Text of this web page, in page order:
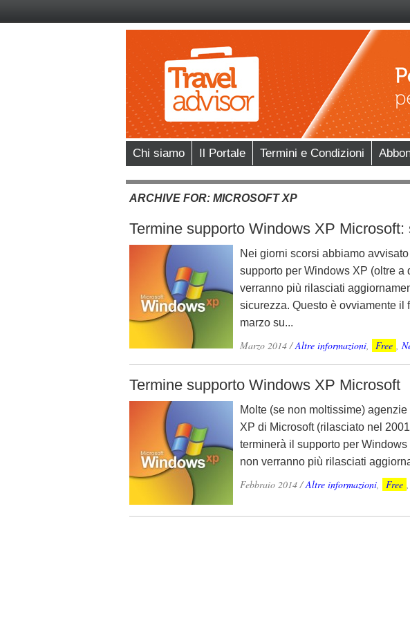
Chi siamo Il Portale Termini e Condizioni
ARCHIVE FOR: MICROSOFT XP
Termine supporto Windows XP Microsoft:
Nei giorni scorsi abbiamo
supporto per Windows XP (oltre a
verranno più rilasciati
sicurezza. Questo è ovviamente il
marzo su...
Marzo 2014 /Altre informazioni, Free ,
Termine supporto Windows XP Microsoft
Molte (se non moltissime)
XP di Microsoft (rilasciato nel
terminerà il supporto per
non verranno più rilasciati
Febbraio 2014 /Altre informazioni, Free ,